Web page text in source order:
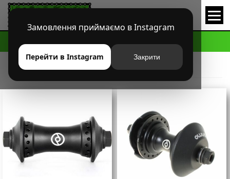
Замовлення приймаємо в Instagram
Перейти в Instagram Закрити
PRIMO